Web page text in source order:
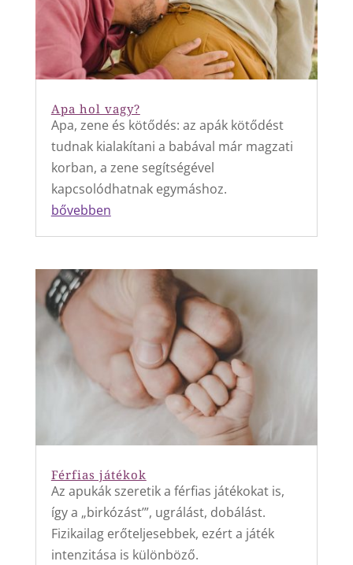
Apa hol vagy?
Apa, zene és kötődés: az apák kötődést
tudnak kialakítani a babával már magzati
korban, a zene segítségével
kapcsolódhatnak egymáshoz.
bővebben
Férfias játékok
Az apukák szeretik a férfias játékokat is,
így a „birkózást’”, ugrálást, dobálást.
Fizikailag erőteljesebbek, ezért a játék
intenzitása is különböző.